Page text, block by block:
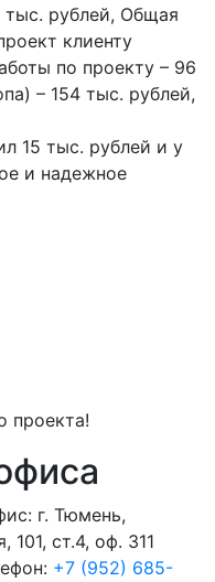
проекта!
тыс. рублей, Общая
клиенту
по проекту – 96
– 154 тыс. рублей,
15 тыс. рублей и у
и надежное
г. Тюмень,
101, ст.4, оф. 311
+7 (952) 685-